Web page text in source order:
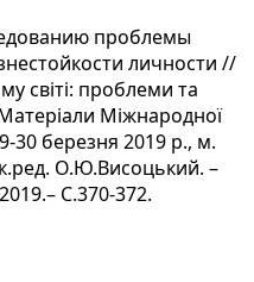
проблемы
личности //
світі: проблеми та
Міжнародної
30 березня 2019 р., м.
О.Ю.Висоцький. –
С.370-372.